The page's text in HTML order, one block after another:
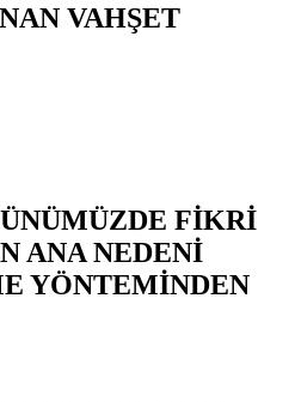
VAHŞET
FİKRİ
ANA NEDENİ
YÖNTEMİNDEN